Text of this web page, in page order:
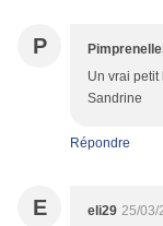
P
Un vrai petit
Sandrine
Répondre
E eli29 25/03/